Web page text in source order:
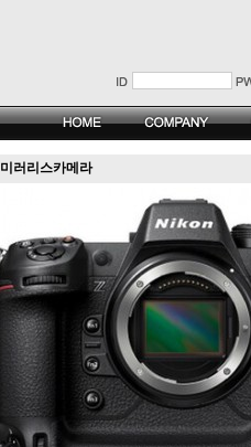
미러리스카메라